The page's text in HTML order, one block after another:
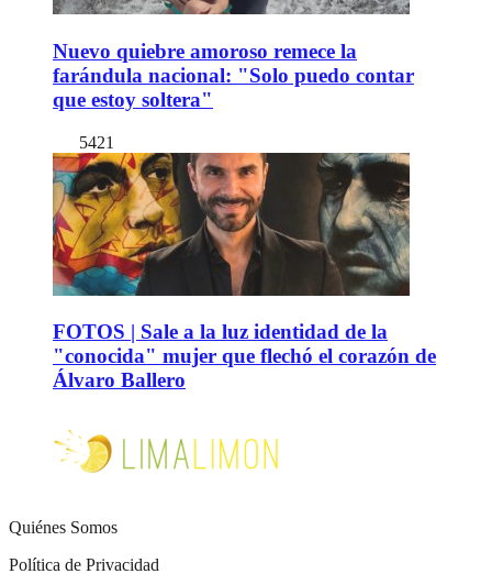
Nuevo quiebre amoroso remece la
farándula nacional: "Solo puedo contar
que estoy soltera"
5421
FOTOS | Sale a la luz identidad de la
"conocida" mujer que flechó el corazón de
Álvaro Ballero
Quiénes Somos
Política de Privacidad